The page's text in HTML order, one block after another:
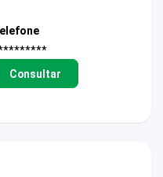
Consultar